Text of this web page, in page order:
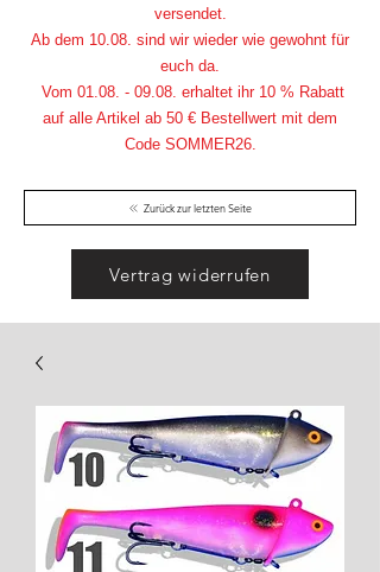
Zurück zur letzten Seite
versendet.
Ab dem 10.08. sind wir wieder wie gewohnt für
euch da.
Vom 01.08. - 09.08. erhaltet ihr 10 % Rabatt
auf alle Artikel ab 50 € Bestellwert mit dem
Code SOMMER26.
Vertrag widerrufen